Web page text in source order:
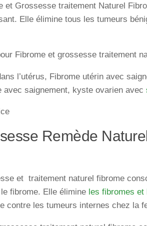
et Grossesse traitement Naturel
Elle élimine tous les tumeurs
Fibrome et grossesse traitement
l’utérus, Fibrome utérin avec
avec saignement, kyste ovarien avec
Remède
et traitement naturel fibrome
fibrome. Elle élimine les fibromes
contre les tumeurs internes chez la